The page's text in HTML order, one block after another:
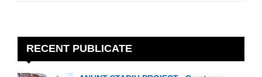
E
A
RECENT PUBLICATE